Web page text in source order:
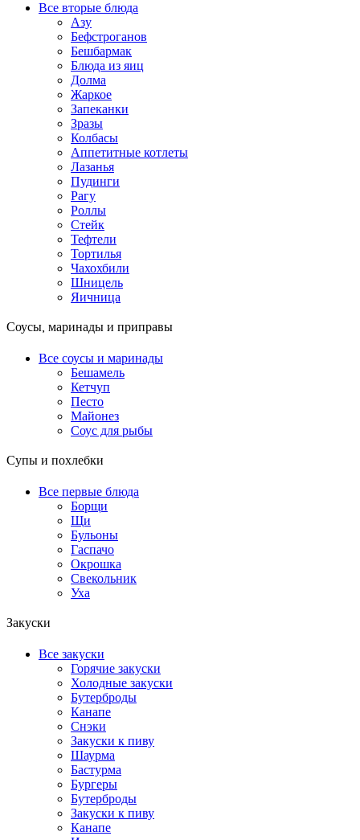
Все вторые блюда
Азу
Бефстроганов
Бешбармак
Блюда из яиц
Долма
Жаркое
Запеканки
Зразы
Колбасы
Аппетитные котлеты
Лазанья
Пудинги
Рагу
Роллы
Стейк
Тефтели
Тортилья
Чахохбили
Шницель
Яичница
Соусы, маринады и приправы
Все соусы и маринады
Бешамель
Кетчуп
Песто
Майонез
Соус для рыбы
Супы и похлебки
Все первые блюда
Борщи
Щи
Бульоны
Гаспачо
Окрошка
Свекольник
Уха
Закуски
Все закуски
Горячие закуски
Холодные закуски
Бутерброды
Канапе
Снэки
Закуски к пиву
Шаурма
Бастурма
Бургеры
Бутерброды
Закуски к пиву
Канапе